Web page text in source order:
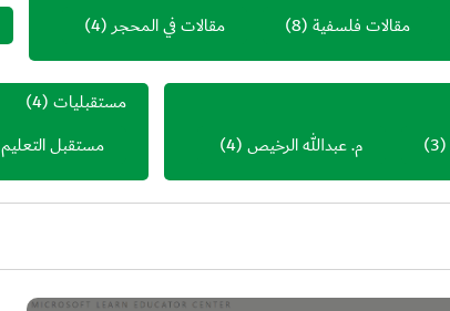
مقالات فلسفية(8) مقالات في المحجر(4)
(3) م. عبدالله الرخيص(4)
مستقبليات(4)
مستقبل التعليم